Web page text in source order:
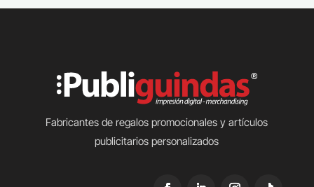
Fabricantes de regalos promocionales y artículos
publicitarios personalizados